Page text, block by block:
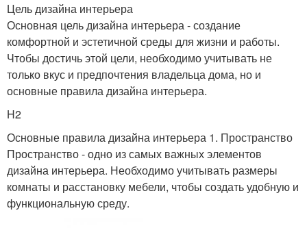
Цель дизайна интерьера
Основная цель дизайна интерьера - создание
комфортной и эстетичной среды для жизни и работы.
Чтобы достичь этой цели, необходимо учитывать не
только вкус и предпочтения владельца дома, но и
основные правила дизайна интерьера.
H2
Основные правила дизайна интерьера 1. Пространство
Пространство - одно из самых важных элементов
дизайна интерьера. Необходимо учитывать размеры
комнаты и расстановку мебели, чтобы создать удобную и
функциональную среду.